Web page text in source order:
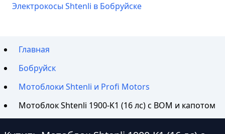
Электрокосы Shtenli в Бобруйске
Главная
Бобруйск
Мотоблоки Shtenli и Profi Motors
Мотоблок Shtenli 1900-K1 (16 лс) с ВОМ и капотом